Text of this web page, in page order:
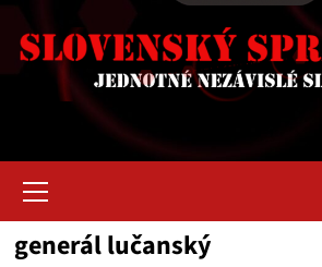
Menu
generál lučanský